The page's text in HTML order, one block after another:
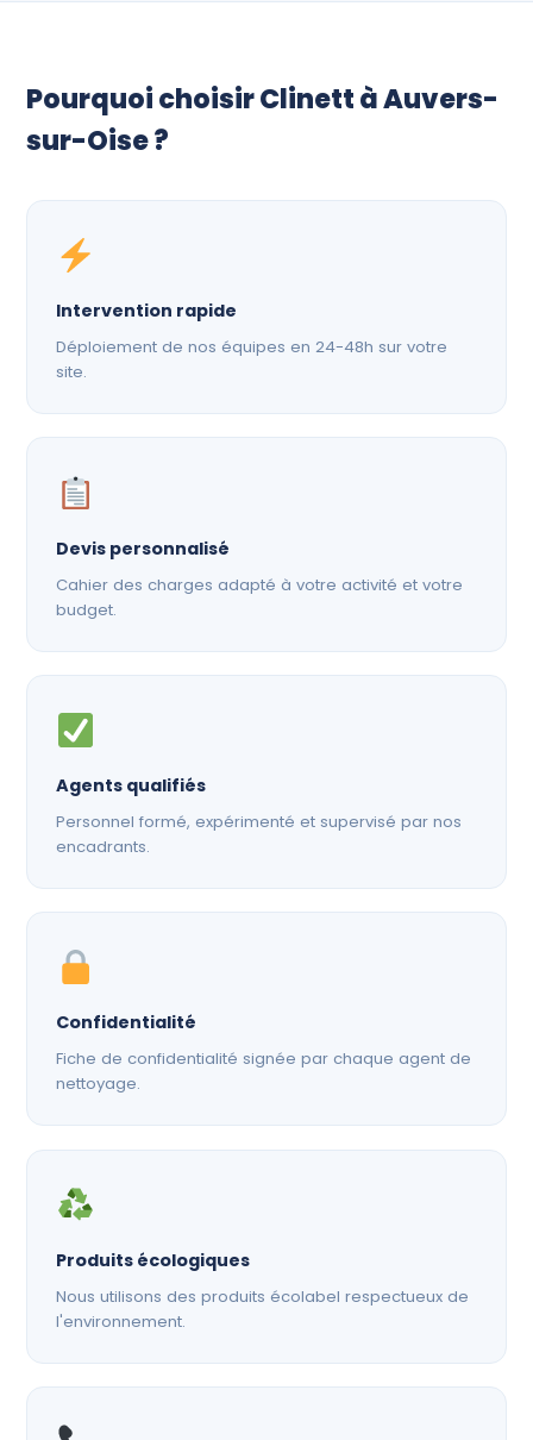
Pourquoi choisir Clinett à Auvers-
sur-Oise ?
Intervention rapide
Déploiement de nos équipes en 24-48h sur votre
site.
Devis personnalisé
Cahier des charges adapté à votre activité et votre
budget.
Agents qualifiés
Personnel formé, expérimenté et supervisé par nos
encadrants.
Confidentialité
Fiche de confidentialité signée par chaque agent de
nettoyage.
Produits écologiques
Nous utilisons des produits écolabel respectueux de
l'environnement.